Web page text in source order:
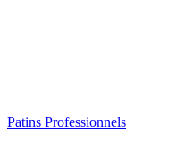
Patins Professionnels